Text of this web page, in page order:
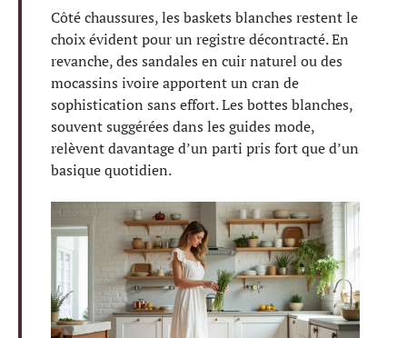
Côté chaussures, les baskets blanches restent le
choix évident pour un registre décontracté. En
revanche, des sandales en cuir naturel ou des
mocassins ivoire apportent un cran de
sophistication sans effort. Les bottes blanches,
souvent suggérées dans les guides mode,
relèvent davantage d’un parti pris fort que d’un
basique quotidien.